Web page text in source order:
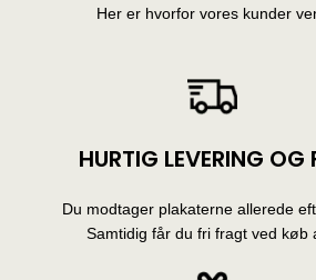
Her er hvorfor vores kunder
HURTIG LEVERING OG
Du modtager plakaterne allerede
Samtidig får du fri fragt ved køb